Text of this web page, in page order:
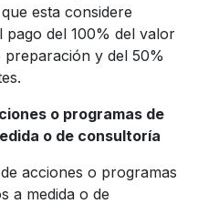
esta considere
pago del 100% del valor
y del 50%
o programas de
o de consultoría
acciones o programas
a medida o de